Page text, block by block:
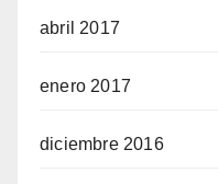
abril 2017
enero 2017
diciembre 2016